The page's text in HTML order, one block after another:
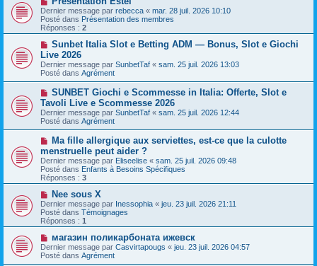
s
a
g
e
a
u
m
e
s
a
g
e
o
u
v
e
a
u
m
e
s
s
a
g
e
Dernier message par rebecca « mar. 28 juil. 2026 10:10
Posté dans Présentation des membres
Réponses : 2
N
u
v
e
a
u
m
e
s
a
g
e
Sunbet Italia Slot e Betting ADM — Bonus, Slot e Giochi
Live 2026
Dernier message par SunbetTaf « sam. 25 juil. 2026 13:03
Posté dans Agrément
N
u
v
e
a
m
e
s
s
a
g
e
SUNBET Giochi e Scommesse in Italia: Offerte, Slot e
Tavoli Live e Scommesse 2026
Dernier message par SunbetTaf « sam. 25 juil. 2026 12:44
Posté dans Agrément
N
u
v
e
a
u
m
e
s
s
g
e
Ma fille allergique aux serviettes, est-ce que la culotte
menstruelle peut aider ?
Dernier message par Eliseelise « sam. 25 juil. 2026 09:48
Posté dans Enfants à Besoins Spécifiques
Réponses : 3
N
o
u
v
e
a
u
m
e
Nee sous X
Dernier message par Inessophia « jeu. 23 juil. 2026 21:11
Posté dans Témoignages
Réponses : 1
N
o
u
v
магазин поликарбоната ижевск
Dernier message par Casvirtapougs « jeu. 23 juil. 2026 04:57
Posté dans Agrément